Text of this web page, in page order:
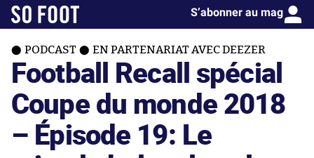
S’abonner au mag
PODCAST EN PARTENARIAT AVEC DEEZER
Football Recall spécial
Coupe du monde 2018
– Épisode 19: Le